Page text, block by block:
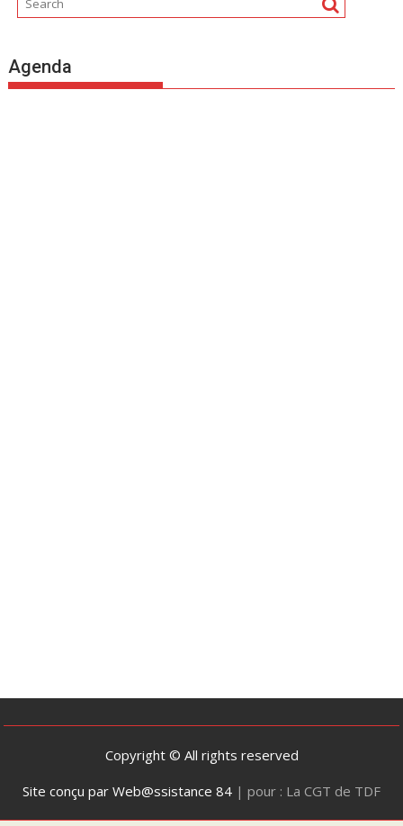
Agenda
Copyright © All rights reserved
Site conçu par Web@ssistance 84 | pour : La CGT de TDF